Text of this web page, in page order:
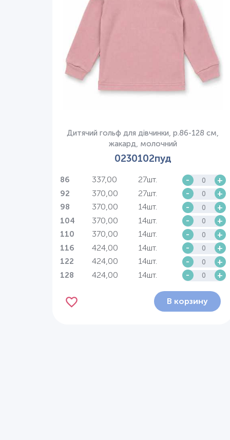
Дитячий гольф для дівчинки, р.86-128 см,
жакард, молочний
0230102пуд
86 337,00 27шт. - +
92 370,00 27шт. - +
98 370,00 14шт. - +
104 370,00 14шт. - +
110 370,00 14шт. - +
116 424,00 14шт. - +
122 424,00 14шт. - +
128 424,00 14шт. - +
В корзину